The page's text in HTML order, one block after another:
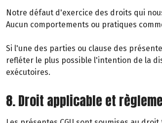
Notre défaut d'exercice des droits qui
Aucun comportements ou pratiques
Si l'une des parties ou clause des
refléter le plus possible l'intention de la
exécutoires.
8. Droit applicable et